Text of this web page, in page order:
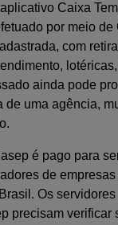
Caixa
por meio de
com
ainda pode
de uma agência,
é pago para
de
Os
precisam verificar